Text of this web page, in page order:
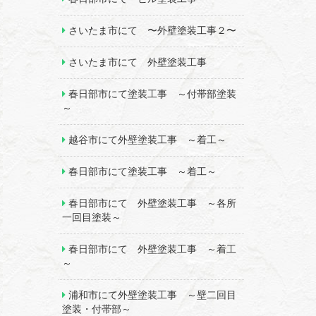
さいたま市にて 〜外壁塗装工事２〜
さいたま市にて 外壁塗装工事
春日部市にて塗装工事 ～付帯部塗装
～
越谷市にて外壁塗装工事 ～着工～
春日部市にて塗装工事 ～着工～
春日部市にて 外壁塗装工事 ～各所
一回目塗装～
春日部市にて 外壁塗装工事 ～着工
～
浦和市にて外壁塗装工事 ～壁二回目
塗装・付帯部～